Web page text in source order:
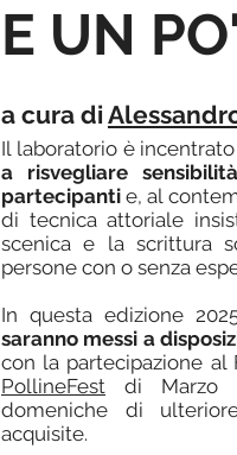
E UN
a cura di
Il laboratorio è
a risvegliare
partecipanti e, al
di tecnica attoriale
scenica e la scrittura
persone con o senza
In questa edizione
saranno messi a
con la partecipazione
PollineFest di Marzo
domeniche di
acquisite.